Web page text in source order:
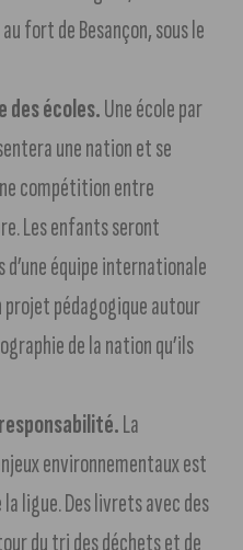
fort de Besançon, sous le
des écoles.Une école par
une nation et se
compétition entre
Les enfants seront
d’une équipe internationale
pédagogique autour
de la nation qu’ils
La
environnementaux est
ligue. Des livrets avec des
du tri des déchets et de